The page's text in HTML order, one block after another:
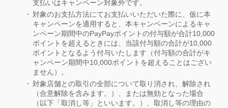
支払いはキャンペーン対象外です。
対象のお支払方法にてお支払いいただいた際に、仮に本
キャンペーンを適用すると、本キャンペーンによるキャ
ンペーン期間中のPayPayポイントの付与額が合計10,000
ポイントを超えるときには、当該付与額の合計が10,000
ポイントとなるよう付与いたします（付与額の合計がキ
ャンペーン期間中10,000ポイントを超えることはござい
ません）。
対象店舗との取引の全部について取り消され、解除され
（合意解除を含みます。）、または無効となった場合
（以下「取消し等」といいます。）、取消し等の理由の